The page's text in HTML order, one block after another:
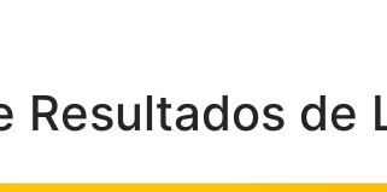
Resultados de